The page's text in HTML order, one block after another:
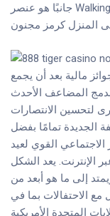
جانبًا هو عنصر Walking Wilds، وهذا يبدأ في الداخل بمجرد عودتك
مالية بعد أن يجمع
مئوية. قم بدمج المضاعف الأحدث
لتحسين الانتصارات
الجديدة تمامًا بفضل
القوي لعيد
الإنترنت. يعد الشكل
إلى ما هو أبعد من
الاحتفالات بما في